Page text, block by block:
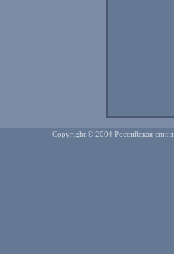
Copyright © 2004 Российская